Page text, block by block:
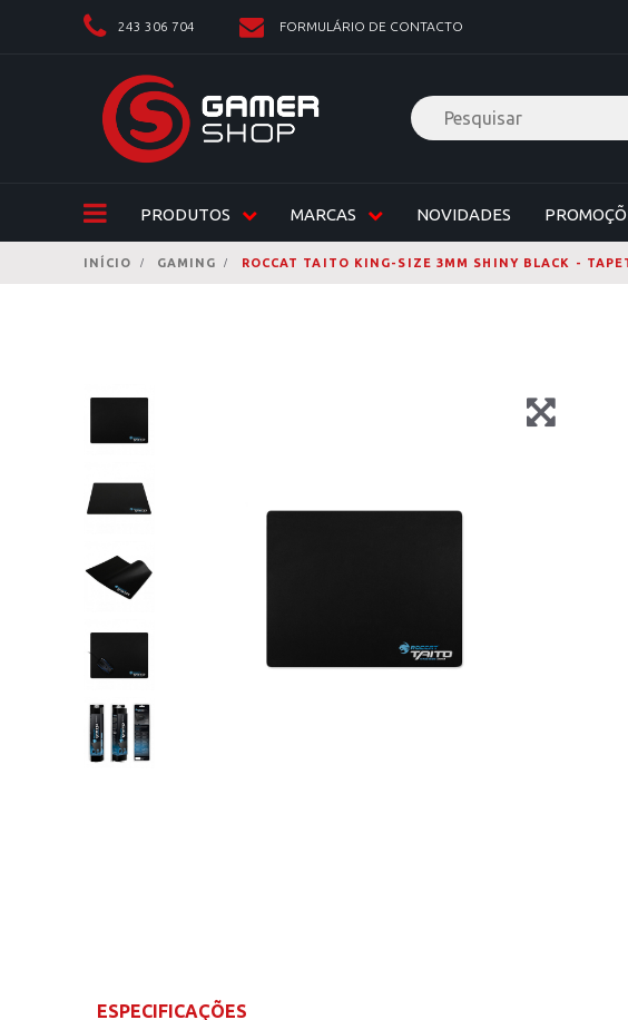
243 306 704 FORMULÁRIO DE CONTACTO
PRODUTOS MARCAS NOVIDADES
INÍCIO GAMING ROCCAT TAITO KING-SIZE 3MM SHINY BLACK -
ESPECIFICAÇÕES